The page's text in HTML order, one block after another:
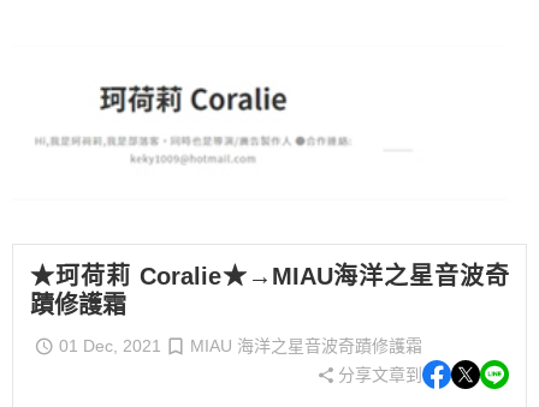
★珂荷莉 Coralie★→MIAU海洋之星音波奇
蹟修護霜
01 Dec, 2021
MIAU 海洋之星音波奇蹟修護霜
分享文章到